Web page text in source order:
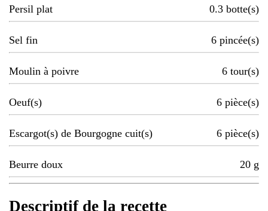
Persil plat 0.3 botte(s)
Sel fin 6 pincée(s)
Moulin à poivre 6 tour(s)
Oeuf(s) 6 pièce(s)
Escargot(s) de Bourgogne cuit(s) 6 pièce(s)
Beurre doux 20 g
Descriptif de la recette